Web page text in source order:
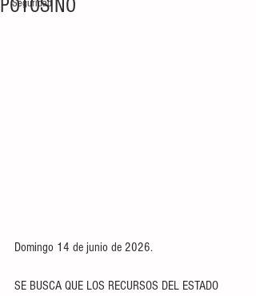
Seguridad
POTOSINO
Domingo 14 de junio de 2026.
SE BUSCA QUE LOS RECURSOS DEL ESTADO